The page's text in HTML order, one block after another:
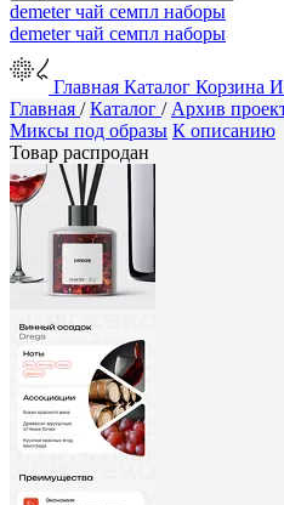
demeterчай семпл наборы
demeterчай семпл наборы
Главная Каталог Корзина
Главная /Каталог / Архив
Миксы под образы К описанию
Товар распродан